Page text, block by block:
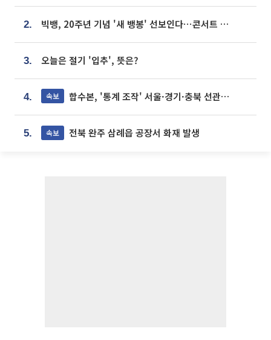
2. 빅뱅, 20주년 기념 '새 뱅봉' 선보인다⋯콘서트 앞두고 팝업 개최
3. 오늘은 절기 '입추', 뜻은?
4. 속보 합수본, '통계 조작' 서울·경기·충북 선관위 등 추가 압수수색
5. 속보 전북 완주 삼례읍 공장서 화재 발생